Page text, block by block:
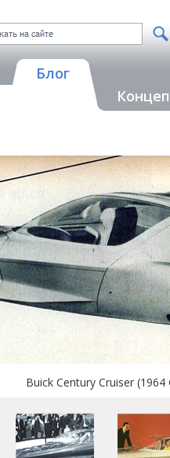
Блог
Buick Century Cruiser